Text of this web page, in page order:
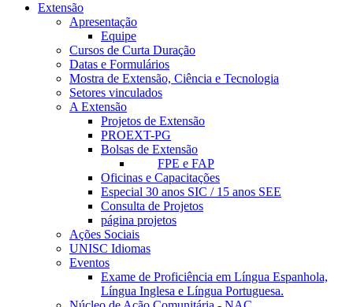
Extensão
Apresentação
Equipe
Cursos de Curta Duração
Datas e Formulários
Mostra de Extensão, Ciência e Tecnologia
Setores vinculados
A Extensão
Projetos de Extensão
PROEXT-PG
Bolsas de Extensão
FPE e FAP
Oficinas e Capacitações
Especial 30 anos SIC / 15 anos SEE
Consulta de Projetos
página projetos
Ações Sociais
UNISC Idiomas
Eventos
Exame de Proficiência em Língua Espanhola,
Língua Inglesa e Língua Portuguesa.